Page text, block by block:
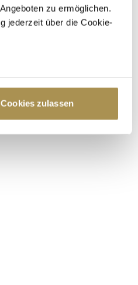
zu ermöglichen.
jederzeit über die Cookie-
sein können
Präferenzen im
anbieten zu können
Verwendung unserer
Rahmen Ihrer Nutzung
Cookies zulassen